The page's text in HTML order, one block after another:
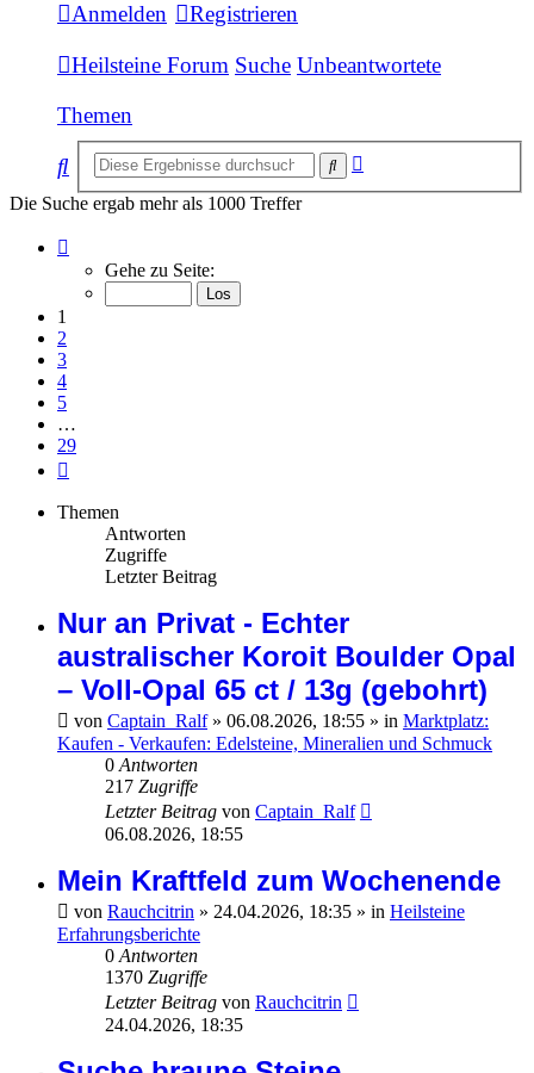
Anmelden Registrieren
Heilsteine Forum Suche Unbeantwortete
Themen
Suche
Suche
Die Suche ergab mehr als 1000 Treffer
von
Gehe zu Seite:
1
2
3
4
5
…
29
Themen
Antworten
Zugriffe
Letzter Beitrag
Nur an Privat - Echter
australischer Koroit Boulder Opal
– Voll-Opal 65 ct / 13g (gebohrt)
von Captain_Ralf» 06.08.2026, 18:55 » in Marktplatz:
Kaufen - Verkaufen: Edelsteine, Mineralien und Schmuck
0 Antworten
217 Zugriffe
Letzter Beitrag von Captain_Ralf
06.08.2026, 18:55
Mein Kraftfeld zum Wochenende
von Rauchcitrin » 24.04.2026, 18:35 » in Heilsteine
Erfahrungsberichte
0 Antworten
1370 Zugriffe
Letzter Beitrag von Rauchcitrin
24.04.2026, 18:35